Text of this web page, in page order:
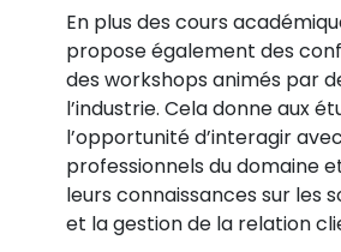
En plus des cours
propose également des
des workshops animés par
l’industrie. Cela donne aux
l’opportunité d’interagir
professionnels du domaine
leurs connaissances sur les
et la gestion de la relation